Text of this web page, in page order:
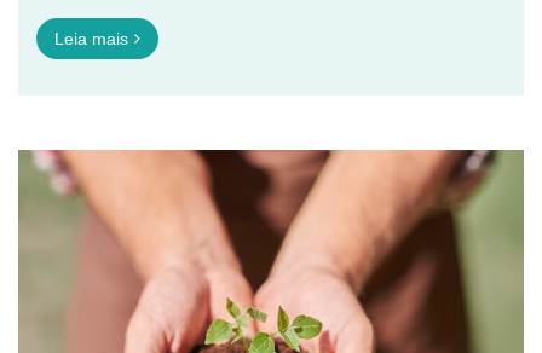
Leia mais